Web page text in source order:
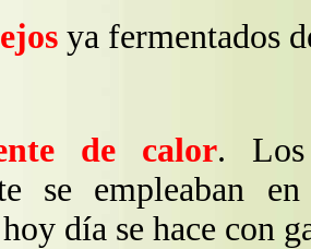
ya fermentados
de calor. Los
se empleaban
día se hace con